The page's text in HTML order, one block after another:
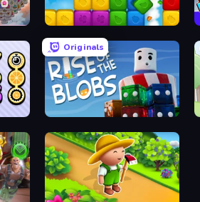
Fruit Cube Blast
Originals
Rise of the Blobs